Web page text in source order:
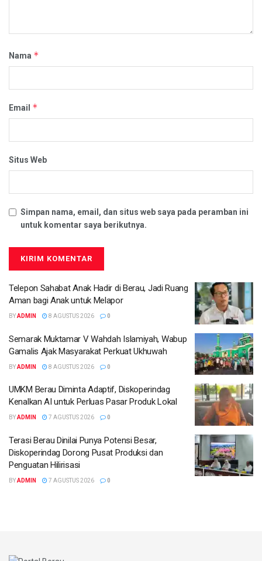
Nama *
Email *
Situs Web
Simpan nama, email, dan situs web saya pada peramban ini
untuk komentar saya berikutnya.
Telepon Sahabat Anak Hadir di Berau, Jadi Ruang
Aman bagi Anak untuk Melapor
BYADMIN 8 AGUSTUS 2026 0
Semarak Muktamar V Wahdah Islamiyah, Wabup
Gamalis Ajak Masyarakat Perkuat Ukhuwah
BYADMIN 8 AGUSTUS 2026 0
UMKM Berau Diminta Adaptif, Diskoperindag
Kenalkan AI untuk Perluas Pasar Produk Lokal
BYADMIN 7 AGUSTUS 2026 0
Terasi Berau Dinilai Punya Potensi Besar,
Diskoperindag Dorong Pusat Produksi dan
Penguatan Hilirisasi
BYADMIN 7 AGUSTUS 2026 0